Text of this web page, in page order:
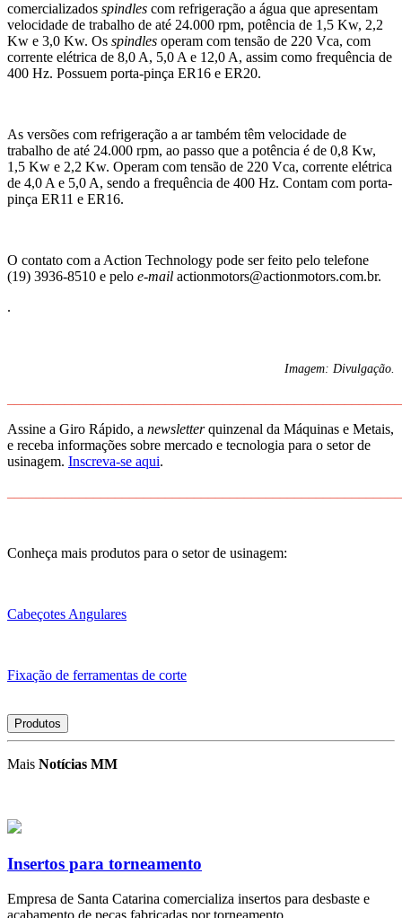
comercializados spindles com refrigeração a água que apresentam
velocidade de trabalho de até 24.000 rpm, potência de 1,5 Kw, 2,2
Kw e 3,0 Kw. Os spindles operam com tensão de 220 Vca, com
corrente elétrica de 8,0 A, 5,0 A e 12,0 A, assim como frequência de
400 Hz. Possuem porta-pinça ER16 e ER20.
As versões com refrigeração a ar também têm velocidade de
trabalho de até 24.000 rpm, ao passo que a potência é de 0,8 Kw,
1,5 Kw e 2,2 Kw. Operam com tensão de 220 Vca, corrente elétrica
de 4,0 A e 5,0 A, sendo a frequência de 400 Hz. Contam com porta-
pinça ER11 e ER16.
O contato com a Action Technology pode ser feito pelo telefone
(19) 3936-8510 e pelo e-mail actionmotors@actionmotors.com.br.
.
Imagem: Divulgação.
Assine a Giro Rápido, a newsletterquinzenal da Máquinas e Metais,
e receba informações sobre mercado e tecnologia para o setor de
usinagem. Inscreva-se aqui.
Conheça mais produtos para o setor de usinagem:
Cabeçotes Angulares
Fixação de ferramentas de corte
Produtos
Mais Notícias MM
Insertos para torneamento
Empresa de Santa Catarina comercializa insertos para desbaste e
acabamento de peças fabricadas por torneamento.